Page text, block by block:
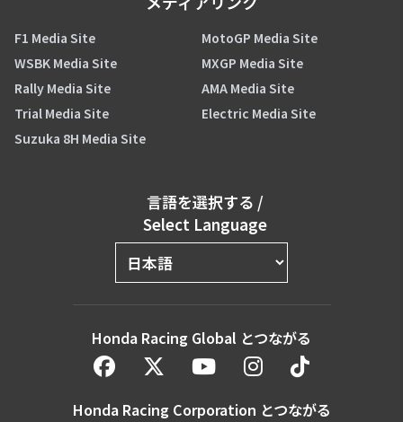
F1 Media Site
MotoGP Media Site
WSBK Media Site
MXGP Media Site
Rally Media Site
AMA Media Site
Trial Media Site
Electric Media Site
Suzuka 8H Media Site
言語を選択する /
Select Language
Honda Racing Global とつながる
Honda Racing Corporation とつながる